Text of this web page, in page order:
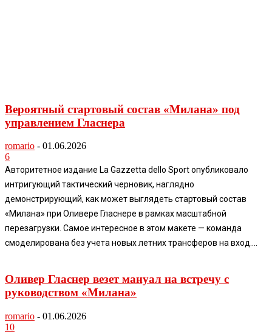
Вероятный стартовый состав «Милана» под
управлением Гласнера
romario - 01.06.2026
6
Авторитетное издание La Gazzetta dello Sport опубликовало
интригующий тактический черновик, наглядно
демонстрирующий, как может выглядеть стартовый состав
«Милана» при Оливере Гласнере в рамках масштабной
перезагрузки. Самое интересное в этом макете — команда
смоделирована без учета новых летних трансферов на вход....
Оливер Гласнер везет мануал на встречу с
руководством «Милана»
romario - 01.06.2026
10